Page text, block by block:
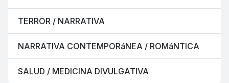
TERROR / NARRATIVA
NARRATIVA CONTEMPORáNEA / ROMáNTICA
SALUD / MEDICINA DIVULGATIVA